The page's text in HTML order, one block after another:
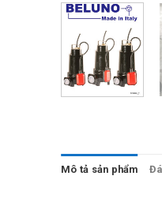
Mô tả sản phẩm